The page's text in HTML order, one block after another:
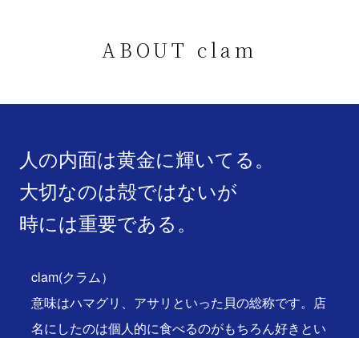
ABOUT clam
人の内面は黄金に輝いてる。
大切なのは殻ではないが
時には重要である。
clam(クラム）
意味はハマグリ、アサリといった貝の総称です。店
名にしたのは個人的に食べるのがもちろん好きとい